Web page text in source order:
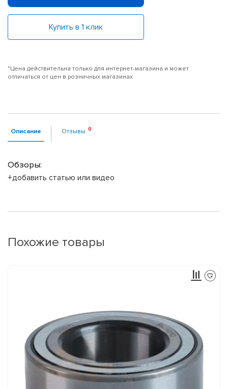
Купить в 1 клик
*Цена действительна только для интернет-магазина и может
отличаться от цен в розничных магазинах
Описание Отзывы
Обзоры:
+добавить статью или видео
Похожие товары